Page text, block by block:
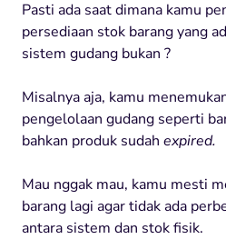
Pasti ada saat dimana kamu
persediaan stok barang yang
sistem gudang bukan ?
Misalnya aja, kamu
pengelolaan gudang seperti
bahkan produk sudah expired.
Mau nggak mau, kamu mesti
barang lagi agar tidak ada
antara sistem dan stok fisik.